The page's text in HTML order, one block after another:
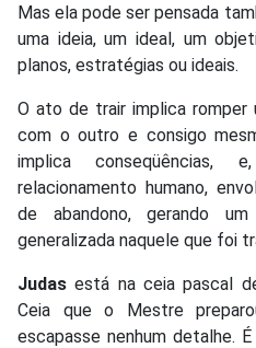
Mas ela pode ser pensada
uma ideia, um ideal, um
planos, estratégias ou ideais.
O ato de trair implica
com o outro e consigo
implica
relacionamento humano,
de abandono, gerando
generalizada naquele que foi
Judas está na ceia pascal
Ceia que o Mestre
escapasse nenhum detalhe.